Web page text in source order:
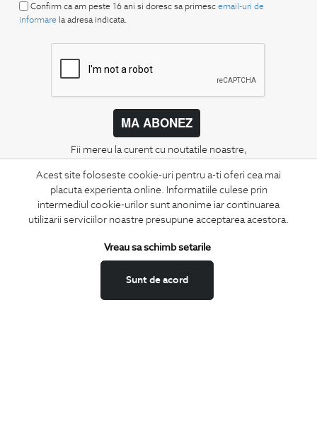
Acest site foloseste cookie-uri pentru a-ti oferi cea mai
placuta experienta online. Informatiile culese prin
intermediul cookie-urilor sunt anonime iar continuarea
utilizarii serviciilor noastre presupune acceptarea acestora.
Sunt de acord
Vreau sa schimb setarile
Confirm ca am peste 16 ani si doresc sa primesc email-uri de
informare la adresa indicata.
MA ABONEZ
Fii mereu la curent cu noutatile noastre,
oferte speciale si trenduri in moda masculina.
CONCIERGE
Termeni si conditii
Securitatea datelor
Feedback site